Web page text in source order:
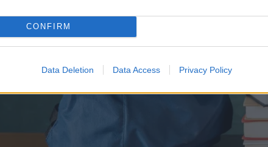
CONFIRM
Data Deletion Data Access Privacy Policy